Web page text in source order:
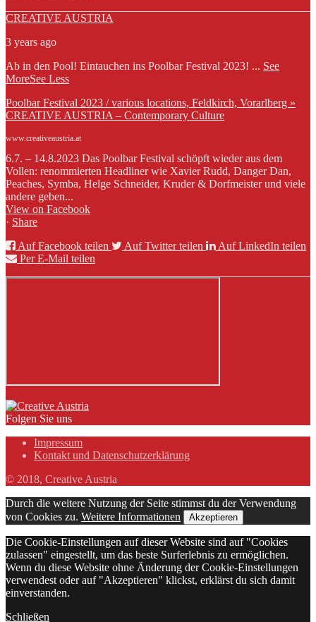
CREATIVE AUSTRIA
3 years ago
Ab in den Pool! Eintauchen ins Poolbar Festival 2023! ... See
MoreSee Less
Poolbar Festival 2023 / various locations, Feldkirch, Vorarlberg »
CREATIVE AUSTRIA – Contemporary Culture
www.creativeaustria.at
6.7. – 14.8.2023 Das Poolbar Festival schöpft wieder aus dem
Vollen: renommierten Headliner wie Xavier Rudd, Danger Dan,
Peaches, Symba, Helge Schneider, Kruder & Dorfmeister und viele
andere geben...
View on Facebook
· Share
Auf Facebook teilen
Auf Twitter teilen
Auf LinkedIn teilen
Per E-Mail teilen
Folgen Sie uns
Impressum
Kontakt und Datenschutzerklärung
© 2018, Creative Austria
Durch die weitere Nutzung der Seite stimmst du der Verwendung
von Cookies zu. Weitere Informationen Akzeptieren
Die Cookie-Einstellungen auf dieser Website sind auf "Cookies
zulassen" eingestellt, um das beste Surferlebnis zu ermöglichen.
Wenn du diese Website ohne Änderung der Cookie-Einstellungen
verwendest oder auf "Akzeptieren" klickst, erklärst du sich damit
einverstanden.
Schließen